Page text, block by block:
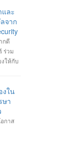
ละ
จาก
กดี
ร่วม
ให้กับ
ร 25
นาย
น
าย
งใน
ษา
กาส